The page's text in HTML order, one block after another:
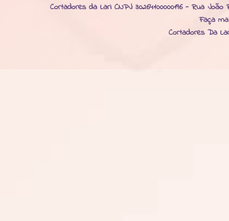
Cortadores da Lari CNPJ: 30264100000196 - Rua
Faça
Cortadores Da